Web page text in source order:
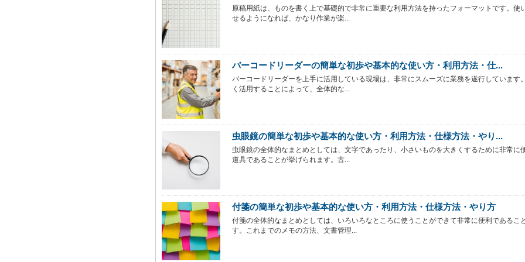
原稿用紙は、ものを書く上で基礎的で非常に重要な利用方法を持ったフォーマットです。使
せるようになれば、かなり作業が楽...
バーコードリーダーの簡単な初歩や基本的な使い方・利用方法・仕...
バーコードリーダーを上手に活用している現場は、非常にスムーズに業務を遂行しています
く活用することによって、全体的な...
虫眼鏡の簡単な初歩や基本的な使い方・利用方法・仕様方法・やり...
虫眼鏡の全体的なまとめとしては、文字であったり、小さいものを大きくするために非常に
道具であることが挙げられます。古...
付箋の簡単な初歩や基本的な使い方・利用方法・仕様方法・やり方
付箋の全体的なまとめとしては、いろいろなところに使うことができて非常に便利であるこ
す。これまでのメモの方法、文書管理...